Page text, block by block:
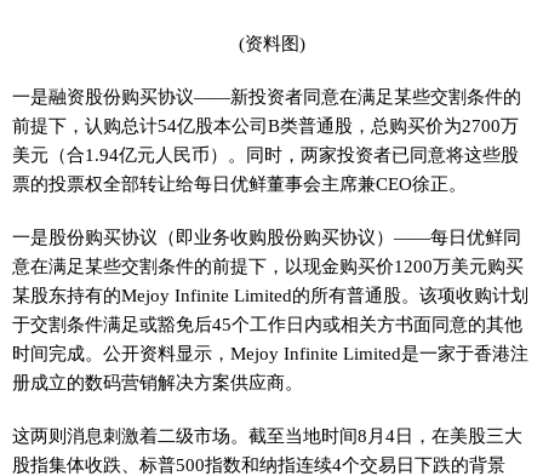
(资料图)
一是融资股份购买协议——新投资者同意在满足某些交割条件的
前提下，认购总计54亿股本公司B类普通股，总购买价为2700万
美元（合1.94亿元人民币）。同时，两家投资者已同意将这些股
票的投票权全部转让给每日优鲜董事会主席兼CEO徐正。
一是股份购买协议（即业务收购股份购买协议）——每日优鲜同
意在满足某些交割条件的前提下，以现金购买价1200万美元购买
某股东持有的Mejoy Infinite Limited的所有普通股。该项收购计划
于交割条件满足或豁免后45个工作日内或相关方书面同意的其他
时间完成。公开资料显示，Mejoy Infinite Limited是一家于香港注
册成立的数码营销解决方案供应商。
这两则消息刺激着二级市场。截至当地时间8月4日，在美股三大
股指集体收跌、标普500指数和纳指连续4个交易日下跌的背景